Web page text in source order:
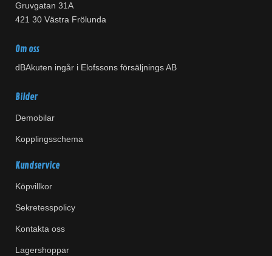
Gruvgatan 31A
421 30 Västra Frölunda
Om oss
dBAkuten ingår i Elofssons försäljnings AB
Bilder
Demobilar
Kopplingsschema
Kundservice
Köpvillkor
Sekretesspolicy
Kontakta oss
Lagershoppar